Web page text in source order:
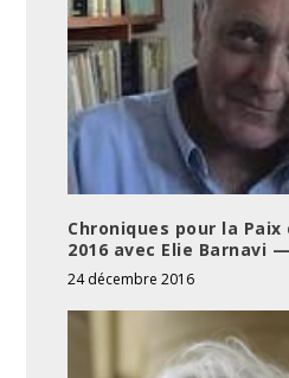
Chroniques pour la Paix
2016 avec Elie Barnavi
24 décembre 2016